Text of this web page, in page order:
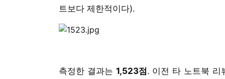
트보다 제한적이다).
측정한 결과는 1,523점. 이전 타 노트북 리